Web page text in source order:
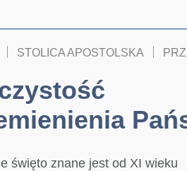
STOLICA APOSTOLSKA
święto znane jest od XI wieku